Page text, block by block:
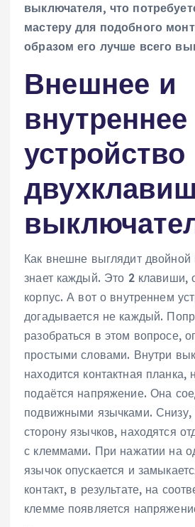
выключателя, что
мастеру для подобного
образом его лучше всего
Внешнее и
внутреннее
устройство
Как внешне выглядит двойной
знает каждый. Это 2 клавиши,
корпус. А вот о внутреннем
догадывается не каждый.
разобраться в этом вопросе,
простыми словами. Внутри
находится контактная планка,
подаётся напряжение. Она
подвижными язычками. Снизу,
сторону язычков, находятся
с клеммами. При нажатии на
язычок опускается и
контакт, в результате, на
клемме появляется